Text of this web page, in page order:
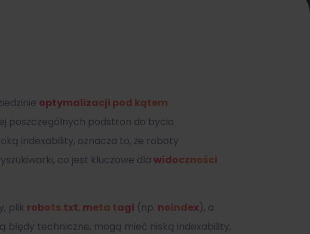
optymalizacji pod kątem
poszczególnych podstron do bycia
indexability, oznacza to, że roboty
co jest kluczowe dla widoczności
plik robots.txt, meta tagi (np. noindex), a
techniczne, mogą mieć niską indexability,